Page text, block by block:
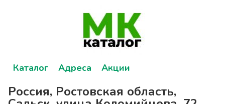
Каталог Адреса Акции
Россия, Ростовская область,